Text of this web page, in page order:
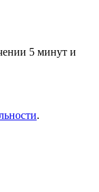
5 минут и
.